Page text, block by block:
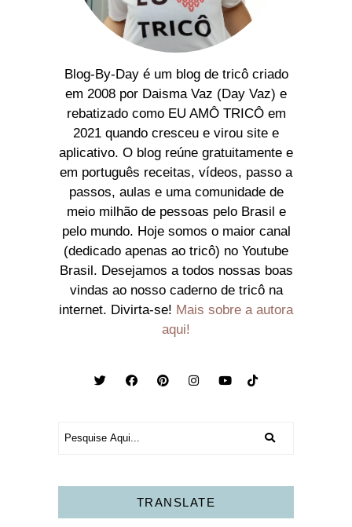
Blog-By-Day é um blog de tricô criado
em 2008 por Daisma Vaz (Day Vaz) e
rebatizado como EU AMÔ TRICÔ em
2021 quando cresceu e virou site e
aplicativo. O blog reúne gratuitamente e
em português receitas, vídeos, passo a
passos, aulas e uma comunidade de
meio milhão de pessoas pelo Brasil e
pelo mundo. Hoje somos o maior canal
(dedicado apenas ao tricô) no Youtube
Brasil. Desejamos a todos nossas boas
vindas ao nosso caderno de tricô na
internet. Divirta-se! Mais sobre a autora
aqui!
TRANSLATE